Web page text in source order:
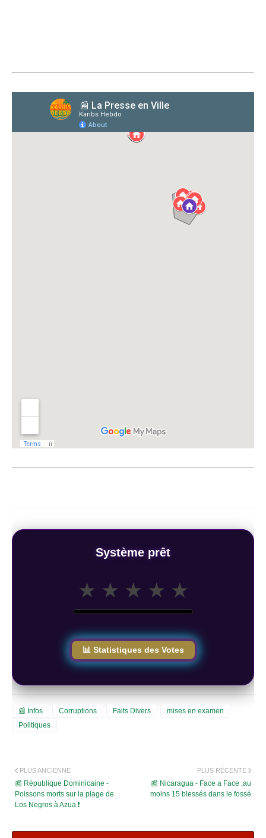
Système prêt
★ ★ ★ ★ ★
📊 Statistiques des Votes
📰 Infos Corruptions Faits Divers
mises en examen
Politiques
PLUS RÉCENTE
📰 Nicaragua - Face a Face ,au
moins 15 blessés dans le fossé
PLUS ANCIENNE
📰 République Dominicaine -
Poissons morts sur la plage de
Los Negros à Azua ❗